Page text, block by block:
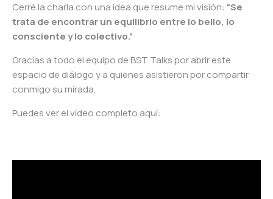
Cerré la charla con una idea que resume mi visión: “Se
trata de encontrar un equilibrio entre lo bello, lo
consciente y lo colectivo.”
Gracias a todo el equipo de BST Talks por abrir este
espacio de diálogo y a quienes asistieron por compartir
conmigo su mirada.
Puedes ver el vídeo completo aquí: